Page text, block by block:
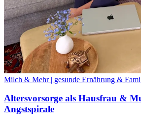
Milch & Mehr | gesunde Ernährung &
Altersvorsorge als Hausfrau &
Angstspirale